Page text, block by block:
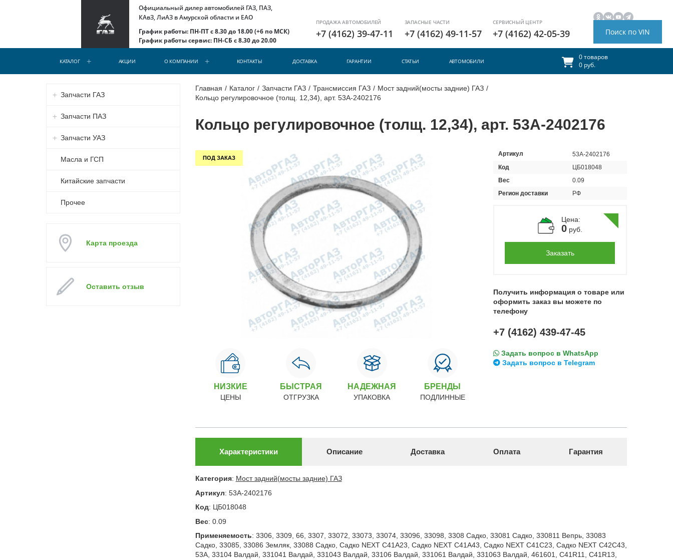
Официальный дилер автомобилей ГАЗ, ПАЗ,
КАвЗ, ЛиАЗ в Амурской области и ЕАО
График работы: ПН-ПТ с 8.30 до 18.00 (+6 по МСК)
График работы сервис: ПН-СБ с 8.30 до 20.00
ПРОДАЖА АВТОМОБИЛЕЙ
+7 (4162) 39-47-11
ЗАПАСНЫЕ ЧАСТИ
+7 (4162) 49-11-57
СЕРВИСНЫЙ ЦЕНТР
+7 (4162) 42-05-39 Поиск по VIN
КАТАЛОГ АКЦИИ О КОМПАНИИ КОНТАКТЫ ДОСТАВКА ГАРАНТИИ СТАТЬИ АВТОМОБИЛИ
0 товаров
0 руб.
Главная / Каталог / Запчасти ГАЗ / Трансмиссия ГАЗ / Мост задний(мосты задние) ГАЗ /
Кольцо регулировочное (толщ. 12,34), арт. 53А-2402176
Кольцо регулировочное (толщ. 12,34), арт. 53А-2402176
Запчасти ГАЗ
Запчасти ПАЗ
Запчасти УАЗ
Масла и ГСП
Китайские запчасти
Прочее
Карта проезда
Оставить отзыв
ПОД ЗАКАЗ
НИЗКИЕ
ЦЕНЫ
БЫСТРАЯ
ОТГРУЗКА
НАДЕЖНАЯ
УПАКОВКА
БРЕНДЫ
ПОДЛИННЫЕ
Артикул
53А-2402176
Код
ЦБ018048
Вес
0.09
Регион доставки
РФ
Цена:
0руб.
Заказать
Получить информация о товаре или
оформить заказ вы можете по
телефону
+7 (4162) 439-47-45
Задать вопрос в WhatsApp
Задать вопрос в Telegram
Характеристики Описание Доставка Оплата Гарантия
Категория: Мост задний(мосты задние) ГАЗ
Артикул: 53А-2402176
Код: ЦБ018048
Вес: 0.09
Применяемость: 3306, 3309, 66, 3307, 33072, 33073, 33074, 33096, 33098, 3308 Садко, 33081 Садко, 330811 Вепрь, 33083
Садко, 33085, 33086 Земляк, 33088 Садко, Садко NEXT C41A23, Садко NEXT C41A43, Садко NEXT C41C23, Садко NEXT C42C43,
53А, 33104 Валдай, 331041 Валдай, 331043 Валдай, 33106 Валдай, 331061 Валдай, 331063 Валдай, 461601, C41R11, C41R13,